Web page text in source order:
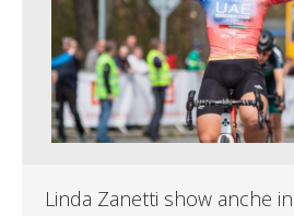
Linda Zanetti show anche